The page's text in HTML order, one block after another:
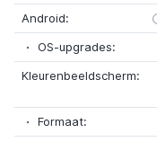
Android:
OS-upgrades:
Kleurenbeeldscherm:
Formaat: